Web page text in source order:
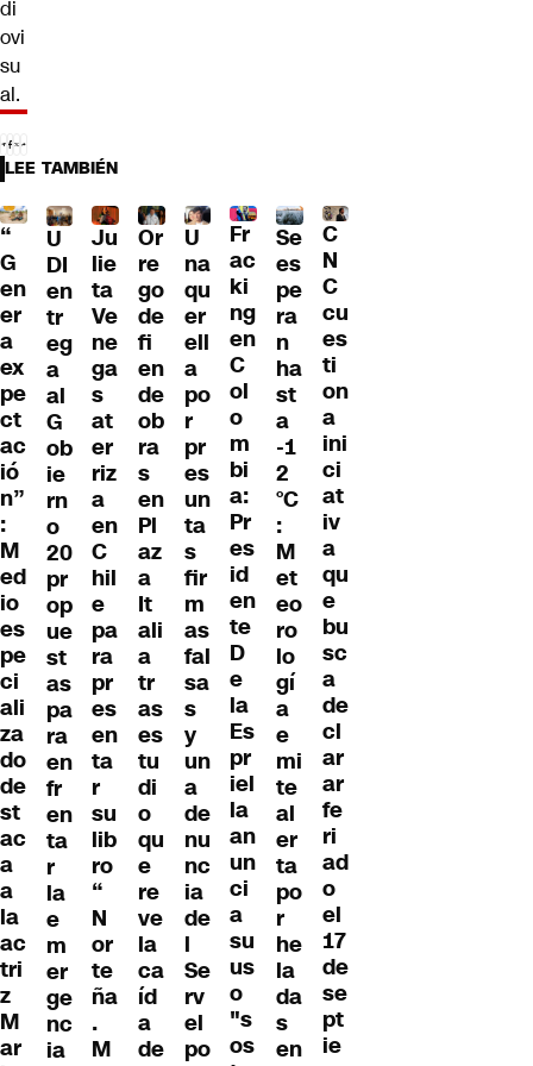
di
ovi
su
al.
LEE TAMBIÉN
“
G
en
er
a
ex
pe
ct
ac
ió
n”
:
M
ed
io
es
pe
ci
ali
za
do
de
st
ac
a
a
la
ac
tri
z
M
ar
U
DI
en
tr
eg
a
al
G
ob
ie
rn
o
20
pr
op
ue
st
as
pa
ra
en
fr
en
ta
r
la
e
m
er
ge
nc
ia
Ju
lie
ta
Ve
ne
ga
s
at
er
riz
a
en
C
hil
e
pa
ra
pr
es
en
ta
r
su
lib
ro
“
N
or
te
ña
.
M
Or
re
go
de
fi
en
de
ob
ra
s
en
Pl
az
a
It
ali
a
tr
as
es
tu
di
o
qu
e
re
ve
la
ca
íd
a
de
U
na
qu
er
ell
a
po
r
pr
es
un
ta
s
fir
m
as
fal
sa
s
y
un
a
de
nu
nc
ia
de
l
Se
rv
el
po
Fr
ac
ki
ng
en
C
ol
o
m
bi
a:
Pr
es
id
en
te
D
e
la
Es
pr
iel
la
an
un
ci
a
su
us
o
"s
os
Se
es
pe
ra
n
ha
st
a
-1
2
°C
:
M
et
eo
ro
lo
gí
a
e
mi
te
al
er
ta
po
r
he
la
da
s
en
C
N
C
cu
es
ti
on
a
ini
ci
at
iv
a
qu
e
bu
sc
a
de
cl
ar
ar
fe
ri
ad
o
el
17
de
se
pt
ie